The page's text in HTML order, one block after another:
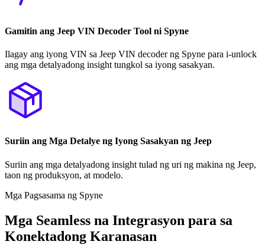
Gamitin ang Jeep VIN Decoder Tool ni Spyne
Ilagay ang iyong VIN sa Jeep VIN decoder ng Spyne para i-unlock
ang mga detalyadong insight tungkol sa iyong sasakyan.
Suriin ang Mga Detalye ng Iyong Sasakyan ng Jeep
Suriin ang mga detalyadong insight tulad ng uri ng makina ng Jeep,
taon ng produksyon, at modelo.
Mga Pagsasama ng Spyne
Mga Seamless na Integrasyon para sa
Konektadong Karanasan